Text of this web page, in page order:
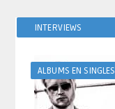
INTERVIEWS
ALBUMS EN SINGLES